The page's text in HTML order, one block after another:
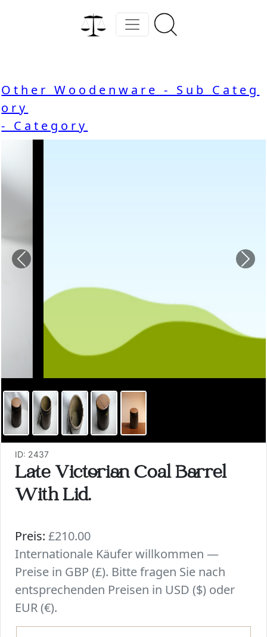
Other Woodenware - Sub Categ
ory
- Category
Previous
ID: 2437
Late Victorian Coal Barrel
With Lid.
Preis: £210.00
Internationale Käufer willkommen —
Preise in GBP (£). Bitte fragen Sie nach
entsprechenden Preisen in USD ($) oder
EUR (€).